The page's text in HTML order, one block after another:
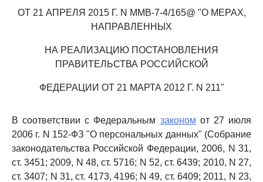
ОТ 21 АПРЕЛЯ 2015 Г. N ММВ-7-4/165@ "О МЕРАХ,
НАПРАВЛЕННЫХ
НА РЕАЛИЗАЦИЮ ПОСТАНОВЛЕНИЯ
ПРАВИТЕЛЬСТВА РОССИЙСКОЙ
ФЕДЕРАЦИИ ОТ 21 МАРТА 2012 Г. N 211"
В соответствии с Федеральным законом от 27 июля
2006 г. N 152-ФЗ "О персональных данных" (Собрание
законодательства Российской Федерации, 2006, N 31,
ст. 3451; 2009, N 48, ст. 5716; N 52, ст. 6439; 2010, N 27,
ст. 3407; N 31, ст. 4173, 4196; N 49, ст. 6409; 2011, N 23,